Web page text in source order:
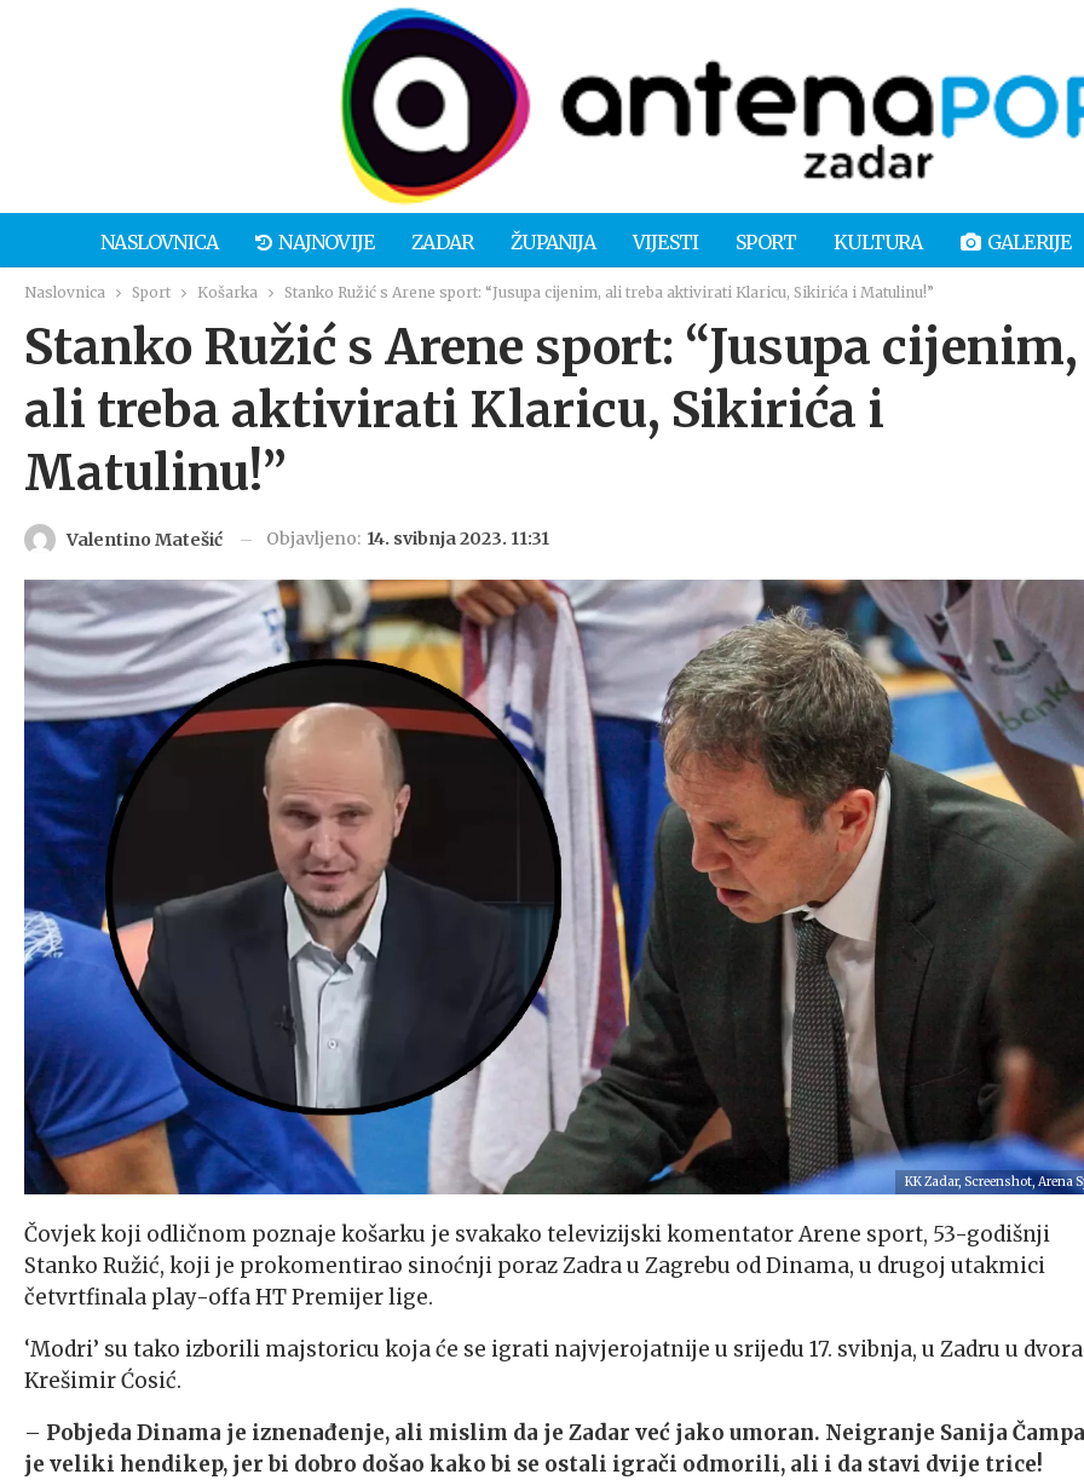
NASLOVNICA NAJNOVIJE ZADAR ŽUPANIJA VIJESTI SPORT KULTURA GALERIJE
Naslovnica Sport Košarka Stanko Ružić s Arene sport: “Jusupa cijenim, ali treba aktivirati Klaricu, Sikirića i Matulinu!”
Stanko Ružić s Arene sport: “Jusupa cijenim,
ali treba aktivirati Klaricu, Sikirića i
Matulinu!”
Valentino Matešić Objavljeno: 14. svibnja 2023. 11:31
KK Zadar, Screenshot, Arena
Čovjek koji odličnom poznaje košarku je svakako televizijski komentator Arene sport, 53-godišnji
Stanko Ružić, koji je prokomentirao sinoćnji poraz Zadra u Zagrebu od Dinama, u drugoj utakmici
četvrtfinala play-offa HT Premijer lige.
‘Modri’ su tako izborili majstoricu koja će se igrati najvjerojatnije u srijedu 17. svibnja, u Zadru u
Krešimir Ćosić.
– Pobjeda Dinama je iznenađenje, ali mislim da je Zadar već jako umoran. Neigranje Sanija
je veliki hendikep, jer bi dobro došao kako bi se ostali igrači odmorili, ali i da stavi dvije trice!